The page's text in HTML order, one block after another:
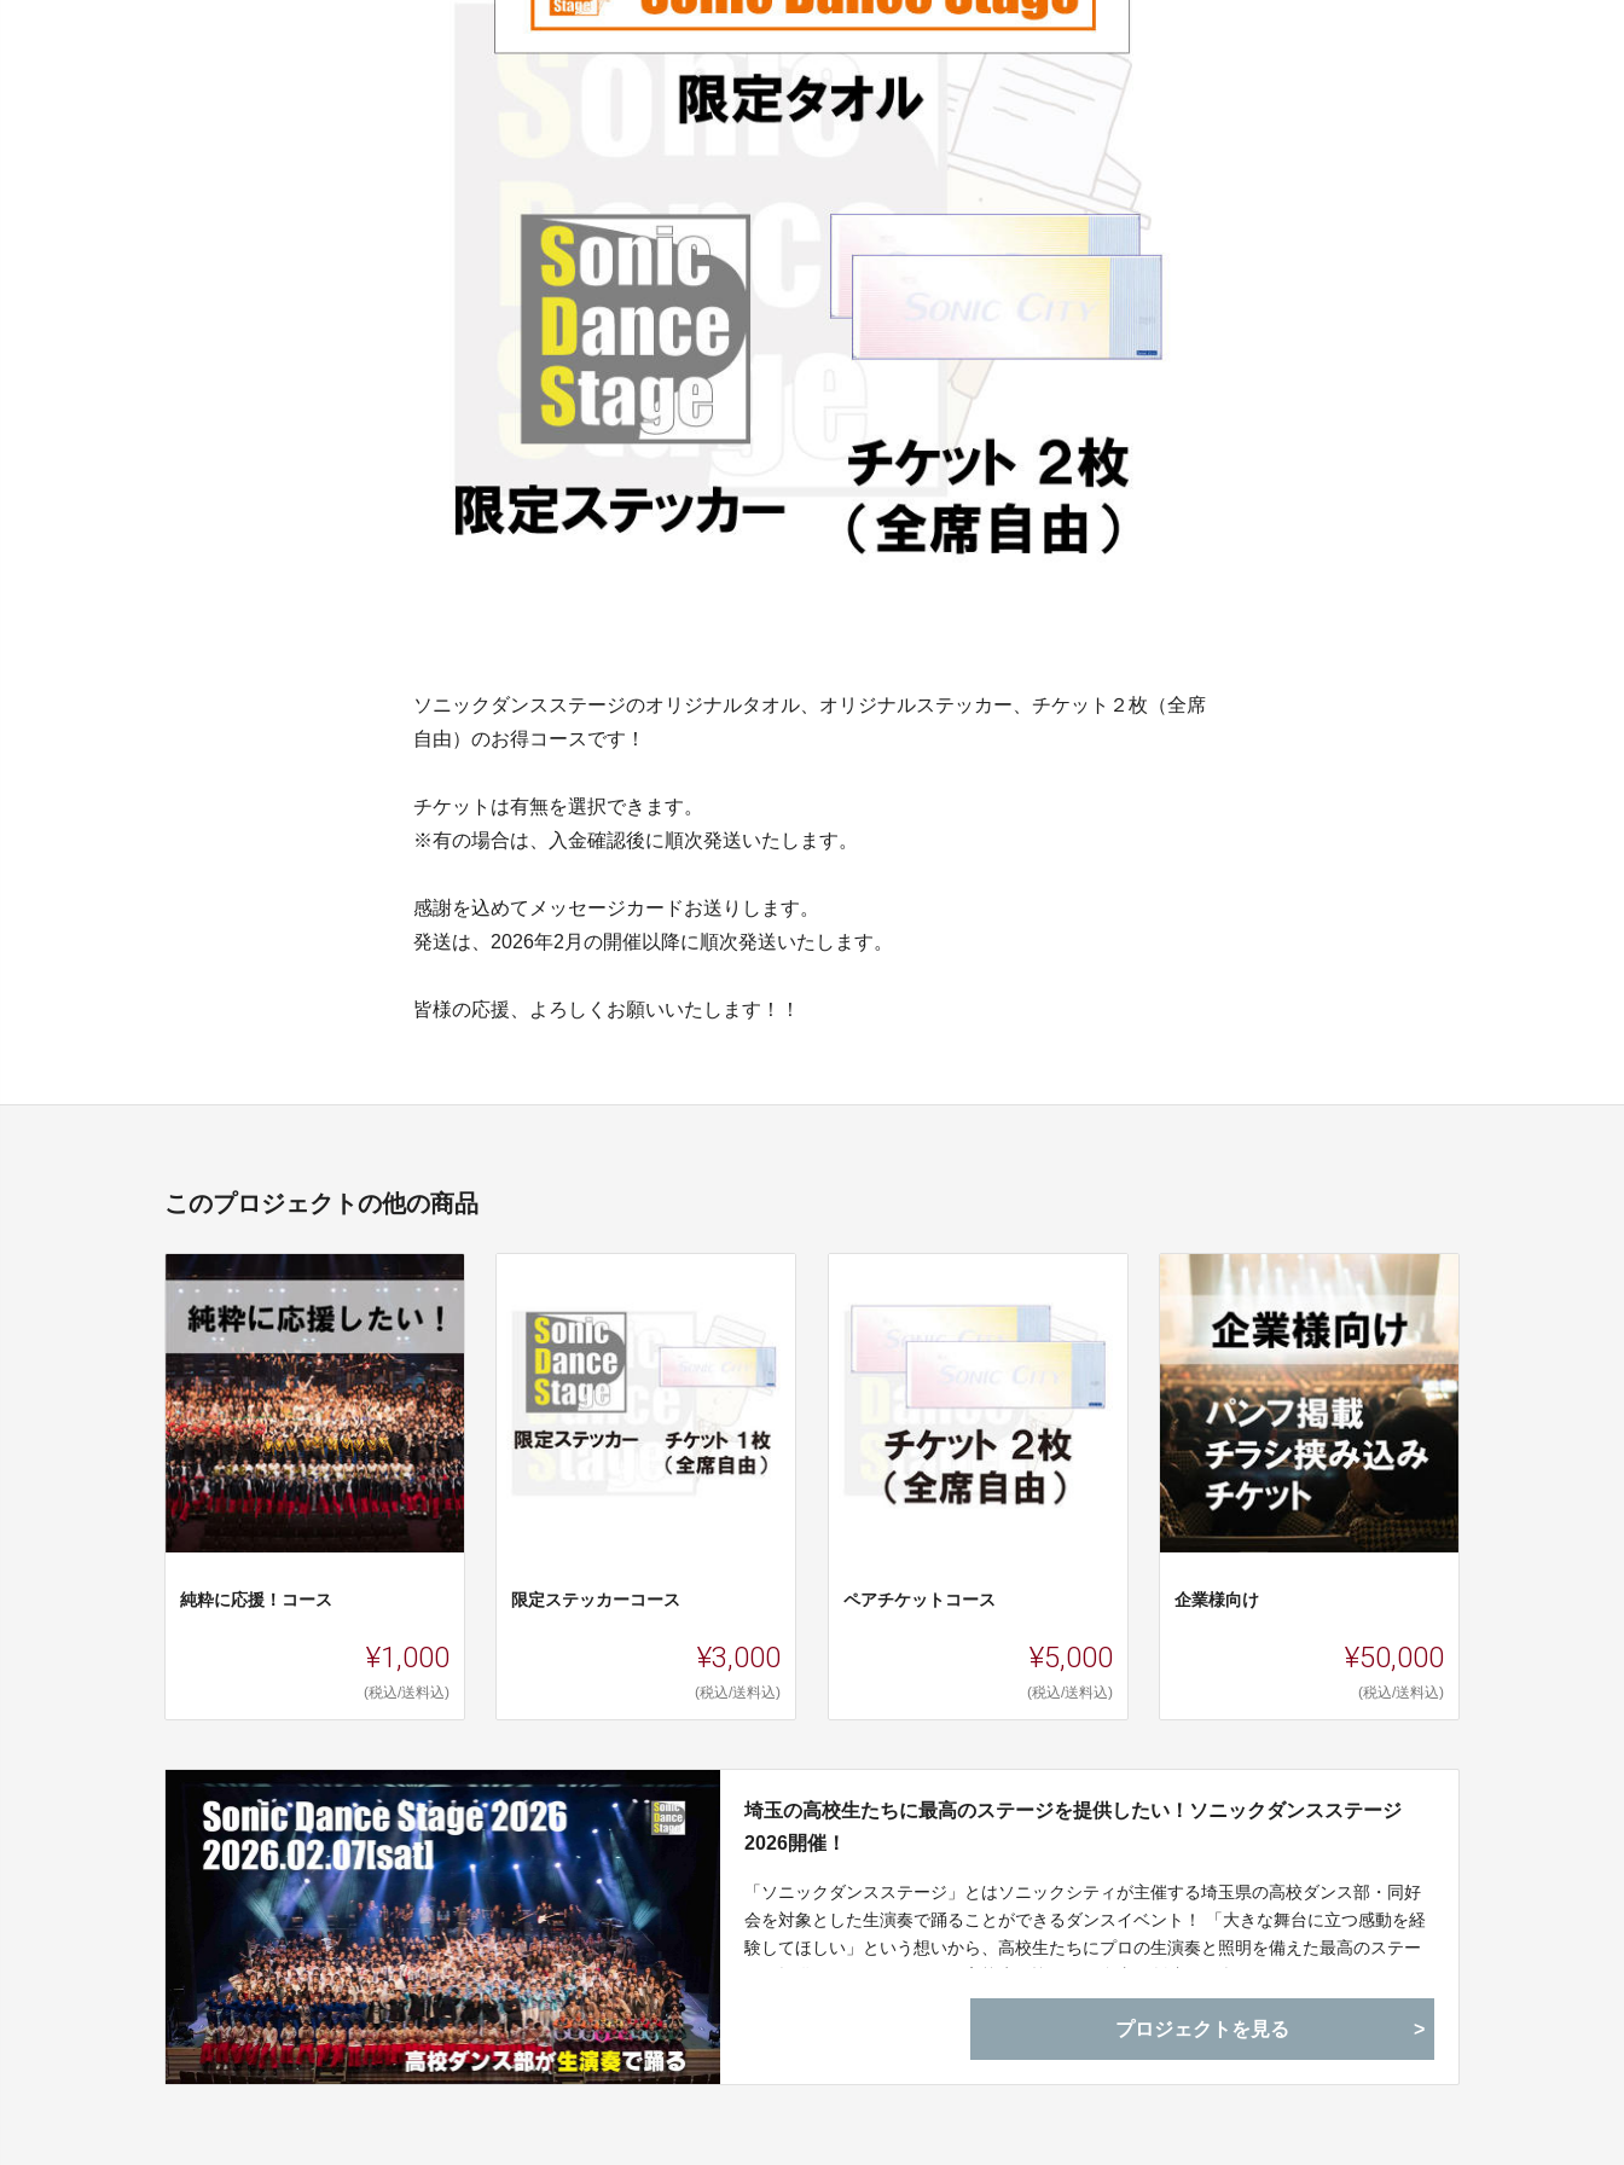
ソニックダンスステージのオリジナルタオル、オリジナルステッカー、チケット２枚（全席
自由）のお得コースです！
チケットは有無を選択できます。
※有の場合は、入金確認後に順次発送いたします。
感謝を込めてメッセージカードお送りします。
発送は、2026年2月の開催以降に順次発送いたします。
皆様の応援、よろしくお願いいたします！！
このプロジェクトの他の商品
純粋に応援！コース
¥1,000
(税込/送料込)
限定ステッカーコース
¥3,000
(税込/送料込)
ペアチケットコース
¥5,000
(税込/送料込)
企業様向け
¥50,000
(税込/送料込)
埼玉の高校生たちに最高のステージを提供したい！ソニックダンスステージ
2026開催！
「ソニックダンスステージ」とはソニックシティが主催する埼玉県の高校ダンス部・同好
会を対象とした生演奏で踊ることができるダンスイベント！ 「大きな舞台に立つ感動を経
験してほしい」という想いから、高校生たちにプロの生演奏と照明を備えた最高のステー
してほしいため「コンテスト形式」ではなく「発表会形式」としています。
プロジェクトを見る